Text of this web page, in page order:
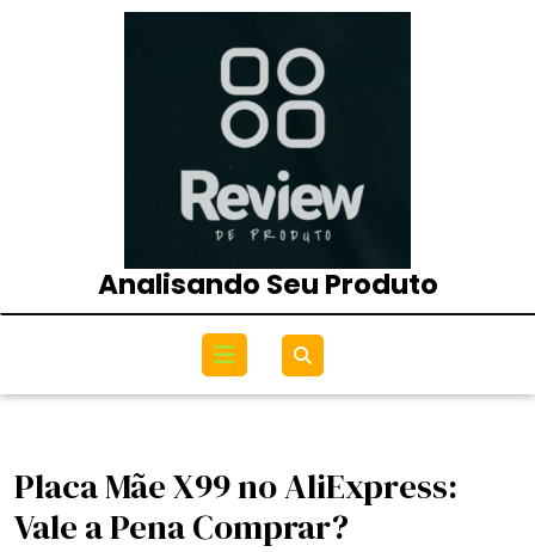
Analisando Seu Produto
Open
Menu
Placa Mãe X99 no AliExpress:
Vale a Pena Comprar?